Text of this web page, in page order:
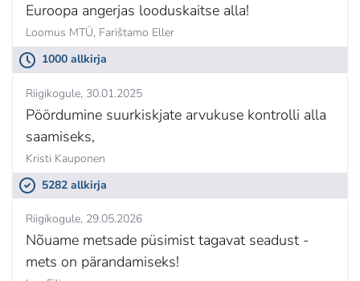
Euroopa angerjas looduskaitse alla!
Loomus MTÜ, Farištamo Eller
1000 allkirja
Riigikogule 30.01.2025
Pöördumine suurkiskjate arvukuse kontrolli alla
saamiseks,
Kristi Kauponen
5282 allkirja
Riigikogule 29.05.2026
Nõuame metsade püsimist tagavat seadust -
mets on pärandamiseks!